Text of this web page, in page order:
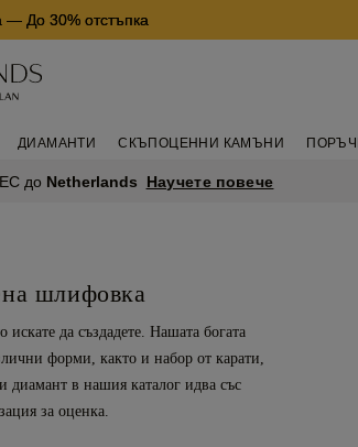
— До 30% отстъпка
ДИАМАНТИ СКЪПОЦЕННИ КАМЪНИ
до Netherlands Научете повече
шлифовка
да създадете. Нашата богата
форми, както и набор от карати,
диамант в нашия каталог идва със
за оценка.